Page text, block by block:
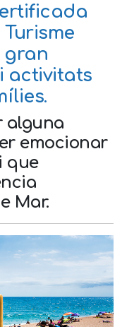
gran
activitats
alguna
emocionar
que
Mar.